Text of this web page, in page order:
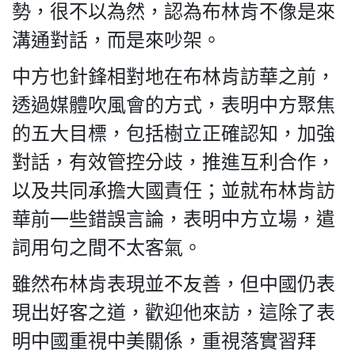
勢，很不以為然，認為布林肯不像是來
溝通對話，而是來吵架。
中方也針鋒相對地在布林肯訪華之前，
透過媒體吹風會的方式，表明中方聚焦
的五大目標，包括樹立正確認知，加強
對話，有效管控分歧，推進互利合作，
以及共同承擔大國責任；並就布林肯訪
華前一些錯誤言論，表明中方立場，遣
詞用句之間不太客氣。
雖然布林肯表現並不友善，但中國仍表
現出好客之道，歡迎他來訪，這除了表
明中國重視中美關係，重視落實習拜